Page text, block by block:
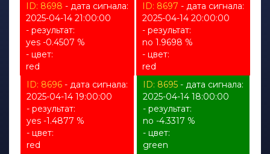
ID: 8698 - дата сигнала:
2025-04-14 21:00:00
- результат:
yes -0.4507 %
- цвет:
red
ID: 8697 - дата сигнала:
2025-04-14 20:00:00
- результат:
no 1.9698 %
- цвет:
red
ID: 8696 - дата сигнала:
2025-04-14 19:00:00
- результат:
yes -1.4877 %
- цвет:
red
ID: 8695- дата сигнала:
2025-04-14 18:00:00
- результат:
no -4.3317 %
- цвет:
green